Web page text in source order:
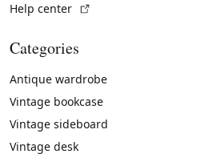
Help center
Categories
Antique wardrobe
Vintage bookcase
Vintage sideboard
Vintage desk